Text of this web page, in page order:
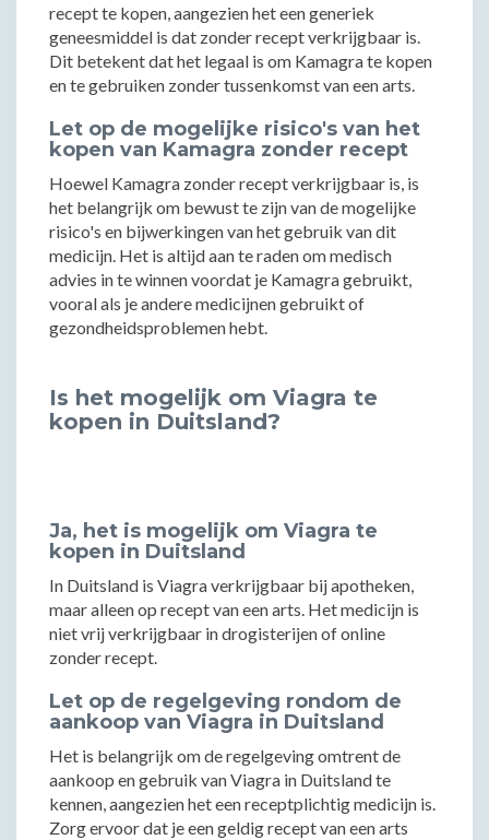
recept te kopen, aangezien het een generiek
geneesmiddel is dat zonder recept verkrijgbaar is.
Dit betekent dat het legaal is om Kamagra te kopen
en te gebruiken zonder tussenkomst van een arts.
Let op de mogelijke risico's van het
kopen van Kamagra zonder recept
Hoewel Kamagra zonder recept verkrijgbaar is, is
het belangrijk om bewust te zijn van de mogelijke
risico's en bijwerkingen van het gebruik van dit
medicijn. Het is altijd aan te raden om medisch
advies in te winnen voordat je Kamagra gebruikt,
vooral als je andere medicijnen gebruikt of
gezondheidsproblemen hebt.
Is het mogelijk om Viagra te
kopen in Duitsland?
Ja, het is mogelijk om Viagra te
kopen in Duitsland
In Duitsland is Viagra verkrijgbaar bij apotheken,
maar alleen op recept van een arts. Het medicijn is
niet vrij verkrijgbaar in drogisterijen of online
zonder recept.
Let op de regelgeving rondom de
aankoop van Viagra in Duitsland
Het is belangrijk om de regelgeving omtrent de
aankoop en gebruik van Viagra in Duitsland te
kennen, aangezien het een receptplichtig medicijn is.
Zorg ervoor dat je een geldig recept van een arts